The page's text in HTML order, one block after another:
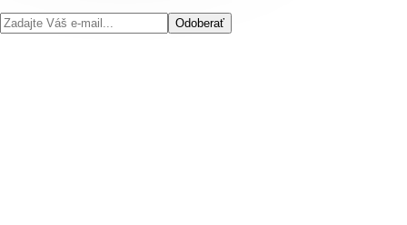
Odoberať